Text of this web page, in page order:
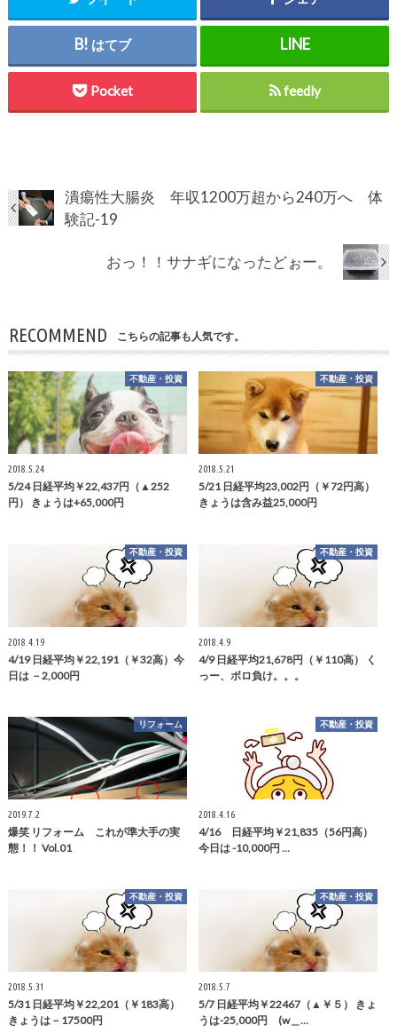
はてブ
Pocket feedly
潰瘍性大腸炎 年収1200万超から240万へ 体
験記-19
おっ！！サナギになったどぉー。
RECOMMEND こちらの記事も人気です。
不動産・投資
2018.5.24
5/24 日経平均￥22,437円（▲252
円） きょうは+65,000円
不動産・投資
2018.5.21
5/21 日経平均23,002円（￥72円高）
きょうは含み益25,000円
不動産・投資
2018.4.19
4/19 日経平均￥22,191（￥32高）今
日は －2,000円
不動産・投資
2018.4.9
4/9 日経平均21,678円（￥110高） く
っー、ボロ負け。。。
リフォーム
2019.7.2
爆笑 リフォーム これが準大手の実
態！！ Vol.01
不動産・投資
2018.4.16
4/16 日経平均￥21,835（56円高）
今日は -10,000円 …
不動産・投資
2018.5.31
5/31 日経平均￥22,201（￥183高）
きょうは－17500円
不動産・投資
2018.5.7
5/7 日経平均￥22467（▲￥５） きょ
うは-25,000円 (w＿…